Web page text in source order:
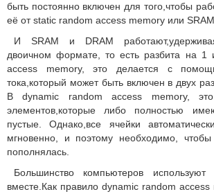
быть постоянно включен для того,чтобы
её от static random access memory или SRAM.
И SRAM и DRAM
двоичном формате, то есть разбита на 1
access memory, это делается с
тока,который может быть включен в двух
В dynamic random access memory,
элементов,которые либо полностью
пустые. Однако,все ячейки
мгновенно, и поэтому необходимо,
пополнялась.
Большинство компьютеров
вместе.Как правило dynamic random access